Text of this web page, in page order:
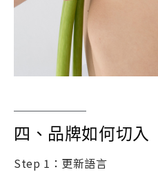
四、品牌如何切入
Step 1 ：更新語言